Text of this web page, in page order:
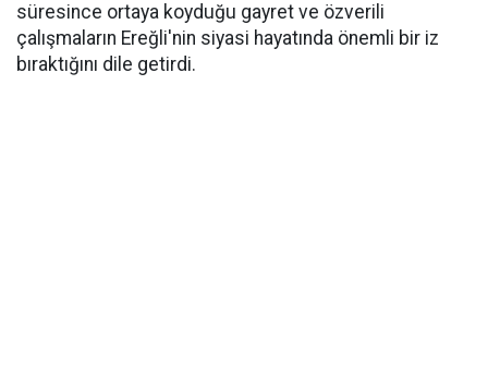
süresince ortaya koyduğu gayret ve özverili
çalışmaların Ereğli'nin siyasi hayatında önemli bir iz
bıraktığını dile getirdi.